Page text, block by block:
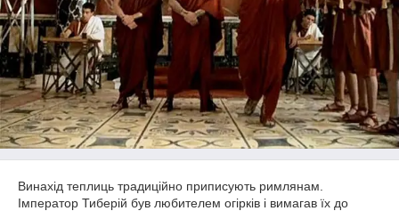
Винахід теплиць традиційно приписують римлянам.
Імператор Тиберій був любителем огірків і вимагав їх до